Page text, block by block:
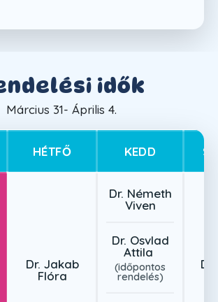
idők
Március 31- Április 4.
HÉTFŐ KEDD
Dr. Jakab
Flóra
Dr. Németh
Viven
Dr. Osvlad
Attila
(időpontos
rendelés)